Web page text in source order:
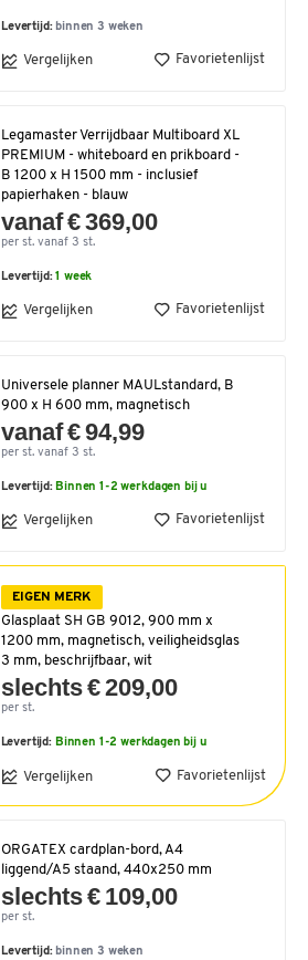
Levertijd: binnen 3 weken
Vergelijken Favorietenlijst
Legamaster Verrijdbaar Multiboard XL
PREMIUM - whiteboard en prikboard -
B 1200 x H 1500 mm - inclusief
papierhaken - blauw
vanaf € 369,00
per st. vanaf 3 st.
Levertijd:1 week
Vergelijken Favorietenlijst
Universele planner MAULstandard, B
900 x H 600 mm, magnetisch
vanaf € 94,99
per st. vanaf 3 st.
Levertijd: Binnen 1-2 werkdagen bij u
Vergelijken Favorietenlijst
EIGEN MERK
Glasplaat SH GB 9012, 900 mm x
1200 mm, magnetisch, veiligheidsglas
3 mm, beschrijfbaar, wit
slechts € 209,00
per st.
Levertijd: Binnen 1-2 werkdagen bij u
Vergelijken Favorietenlijst
ORGATEX cardplan-bord, A4
liggend/A5 staand, 440x250 mm
slechts € 109,00
per st.
Levertijd:binnen 3 weken